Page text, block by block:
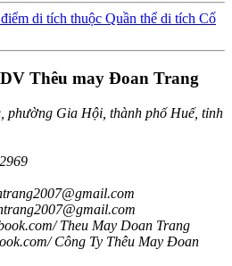
di tích thuộc Quần thể di tích Cố
Thêu may Đoan Trang
phường Gia Hội, thành phố Huế, tỉnh
Theu May Doan Trang
Công Ty Thêu May Đoan